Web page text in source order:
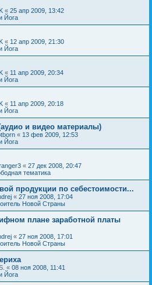
« 25 апр 2009, 13:42
Йога
« 12 апр 2009, 21:30
Йога
« 11 апр 2009, 20:34
Йога
« 11 апр 2009, 20:18
Йога
и видео материалы)
« 13 фев 2009, 12:53
Йога
« 27 дек 2008, 20:47
тематика
продукции по себестоимости...
« 27 ноя 2008, 17:04
Новой Страны
плане заработной платы
« 27 ноя 2008, 17:01
Новой Страны
« 08 ноя 2008, 11:41
Йога